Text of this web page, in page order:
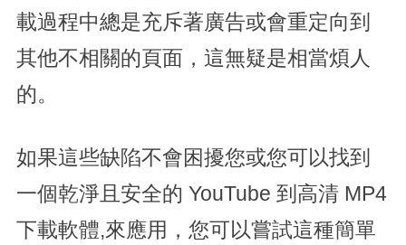
載過程中總是充斥著廣告或會重定向到
其他不相關的頁面，這無疑是相當煩人
的。
如果這些缺陷不會困擾您或您可以找到
一個乾淨且安全的 YouTube 到高清 MP4
下載軟體,來應用，您可以嘗試這種簡單